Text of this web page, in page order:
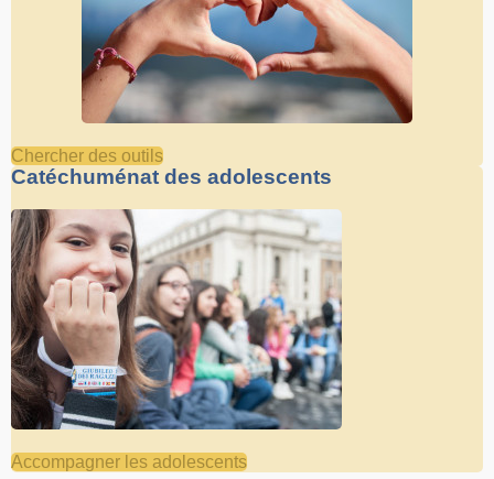
Chercher des outils
Catéchuménat des adolescents
Accompagner les adolescents